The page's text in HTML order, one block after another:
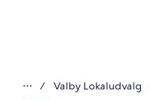
⋯ Valby Lokaludvalg